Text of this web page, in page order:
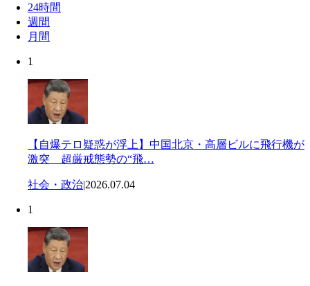
24時間
週間
月間
1
【自爆テロ疑惑が浮上】中国北京・高層ビルに飛行機が
激突 超厳戒態勢の“飛…
社会・政治|2026.07.04
1